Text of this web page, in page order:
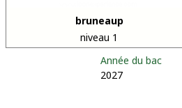
bruneaup
niveau 1
Année du bac
2027